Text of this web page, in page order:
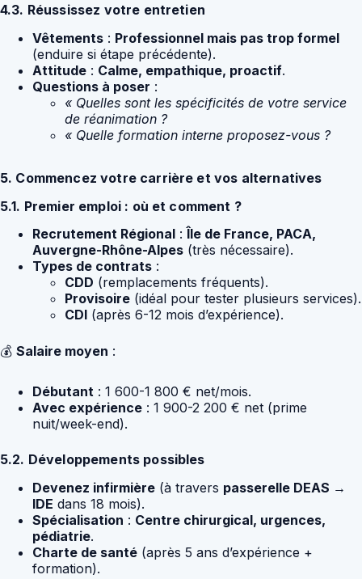
4.3. Réussissez votre entretien
Vêtements : Professionnel mais pas trop formel
(enduire si étape précédente).
Attitude : Calme, empathique, proactif.
Questions à poser :
« Quelles sont les spécificités de votre service
de réanimation ?
« Quelle formation interne proposez-vous ?
5. Commencez votre carrière et vos alternatives
5.1. Premier emploi : où et comment ?
Recrutement Régional : Île de France, PACA,
Auvergne-Rhône-Alpes (très nécessaire).
Types de contrats :
CDD (remplacements fréquents).
Provisoire (idéal pour tester plusieurs services).
CDI (après 6-12 mois d’expérience).
💰 Salaire moyen :
Débutant : 1 600-1 800 € net/mois.
Avec expérience : 1 900-2 200 € net (prime
nuit/week-end).
5.2. Développements possibles
Devenez infirmière (à travers passerelle DEAS →
IDE dans 18 mois).
Spécialisation : Centre chirurgical, urgences,
pédiatrie.
Charte de santé (après 5 ans d’expérience +
formation).